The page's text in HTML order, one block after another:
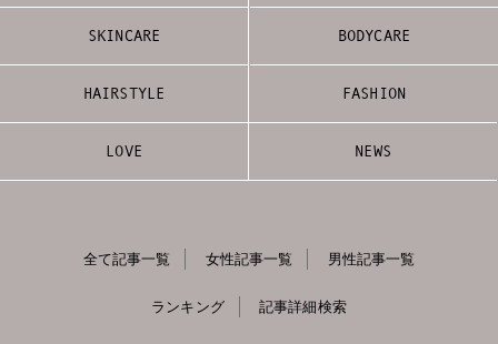
SKINCARE BODYCARE
HAIRSTYLE FASHION
LOVE NEWS
全て記事一覧 女性記事一覧 男性記事一覧
ランキング 記事詳細検索